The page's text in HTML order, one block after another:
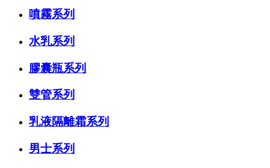
噴霧系列
水乳系列
膠囊瓶系列
雙管系列
乳液隔離霜系列
男士系列